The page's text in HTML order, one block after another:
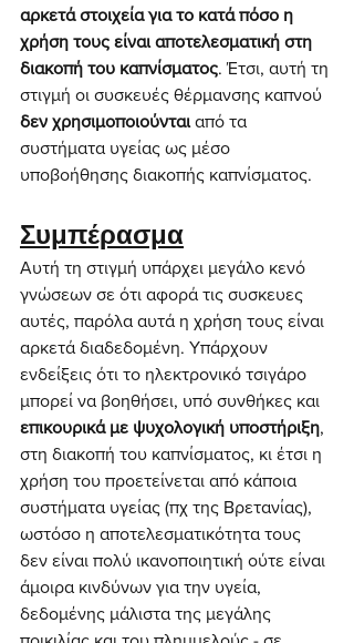
αρκετά στοιχεία για το κατά πόσο η
χρήση τους είναι αποτελεσματική στη
διακοπή του καπνίσματος. Έτσι, αυτή τη
στιγμή οι συσκευές θέρμανσης καπνού
δεν χρησιμοποιούνται από τα
συστήματα υγείας ως μέσο
υποβοήθησης διακοπής καπνίσματος.
Συμπέρασμα
Αυτή τη στιγμή υπάρχει μεγάλο κενό
γνώσεων σε ότι αφορά τις συσκευες
αυτές, παρόλα αυτά η χρήση τους είναι
αρκετά διαδεδομένη. Υπάρχουν
ενδείξεις ότι το ηλεκτρονικό τσιγάρο
μπορεί να βοηθήσει, υπό συνθήκες και
επικουρικά με ψυχολογική υποστήριξη,
στη διακοπή του καπνίσματος, κι έτσι η
χρήση του προετείνεται από κάποια
συστήματα υγείας (πχ της Βρετανίας),
ωστόσο η αποτελεσματικότητα τους
δεν είναι πολύ ικανοποιητική ούτε είναι
άμοιρα κινδύνων για την υγεία,
δεδομένης μάλιστα της μεγάλης